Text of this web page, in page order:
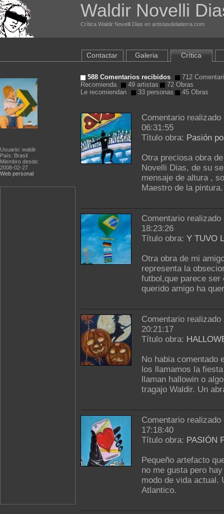
Waldir Novelli
Crítica Waldir Novelli Dias en artistasdelatierra.com
Usuario: waldir
País: Brasil
Miembro desde:
2008-02-27
Web personal
Contactar Galeria Crítica
588 Comentarios recibidos
712
Recomienda
49 artistas
72 Obras
Le recomiendan
33 personas 45 Obras
Comentario
06:31:55
Título obra: Pasión
Otra preciosa obra
Novelli Dias, de su
mensaje de altura ,
Maestro de la
Comentario
18:23:26
Título obra: Y TUVO
Otra obra de mi
representa la
futbol,que parece
querido amigo ha
Comentario
20:21:17
Título obra:
No habia comentado
los llamamos la
llaman hallowin o
tragajo Waldir. Un
Comentario
17:18:40
Título obra: PASIÓN
Pequeño artefacto
no me gusta pero
modo de vida actual.
Atlantico.